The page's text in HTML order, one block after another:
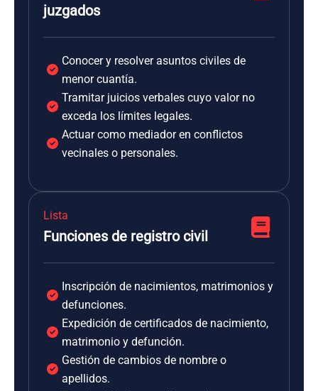
juzgados
Conocer y resolver asuntos civiles de
menor cuantía.
Tramitar juicios verbales cuyo valor no
exceda los límites legales.
Actuar como mediador en conflictos
vecinales o personales.
Lista
Funciones de registro civil
Inscripción de nacimientos, matrimonios y
defunciones.
Expedición de certificados de nacimiento,
matrimonio y defunción.
Gestión de cambios de nombre o
apellidos.